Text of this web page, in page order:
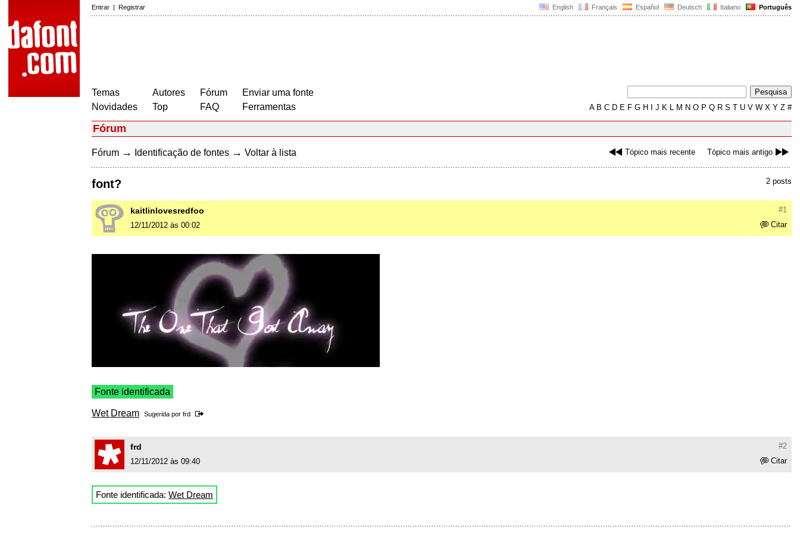
English Français Español Deutsch Italiano Português
Entrar | Registrar
Temas
Novidades
Autores
Top
Fórum
FAQ
Enviar uma fonte
Ferramentas
AB C D E F G H J K L M N O P Q R S T U V W X Y Z #
Fórum
Tópico mais recente Tópico mais antigo
Fórum → Identificação de fontes → Voltar à lista
2 posts
font?
#1
kaitlinlovesredfoo
Citar
12/11/2012 às 00:02
Fonte identificada
Wet Dream Sugerida por frd
#2
frd
Citar
12/11/2012 às 09:40
Fonte identificada: Wet Dream